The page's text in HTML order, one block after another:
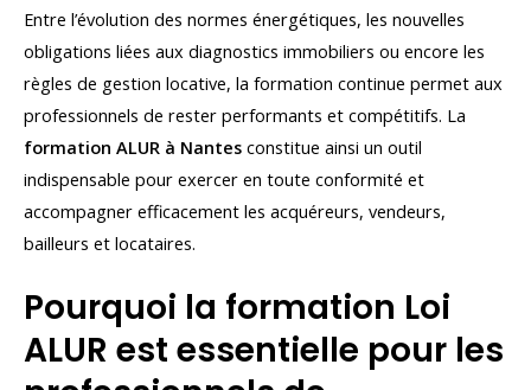
Entre l’évolution des normes énergétiques, les nouvelles
obligations liées aux diagnostics immobiliers ou encore les
règles de gestion locative, la formation continue permet aux
professionnels de rester performants et compétitifs. La
formation ALUR à Nantes constitue ainsi un outil
indispensable pour exercer en toute conformité et
accompagner efficacement les acquéreurs, vendeurs,
bailleurs et locataires.
Pourquoi la formation Loi
ALUR est essentielle pour les